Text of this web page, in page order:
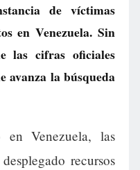
de víctimas
en Venezuela. Sin
las cifras oficiales
avanza la búsqueda
Venezuela, las
recursos